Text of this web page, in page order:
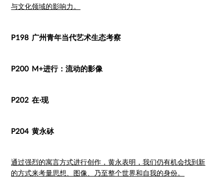
与文化领域的影响力。
P198 广州青年当代艺术生态考察
P200 M+进行：流动的影像
P202 在·现
P204 黄永砅
通过强烈的寓言方式进行创作，黄永表明，我们仍有机会找到新
的方式来考量思想、图像、乃至整个世界和自我的身份。